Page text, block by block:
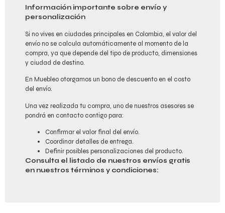
Información importante sobre envío y
personalización
Si no vives en ciudades principales en Colombia, el valor del
envío no se calcula automáticamente al momento de la
compra, ya que depende del tipo de producto, dimensiones
y ciudad de destino.
En Muebleo otorgamos un bono de descuento en el costo
del envío.
Una vez realizada tu compra, uno de nuestros asesores se
pondrá en contacto contigo para:
Confirmar el valor final del envío.
Coordinar detalles de entrega.
Definir posibles personalizaciones del producto.
Consulta el listado de nuestros envíos gratis
en nuestros términos y condiciones: